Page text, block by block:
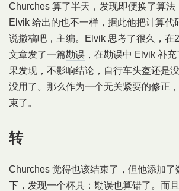
Churches 算了半天，发现即便换了算法
Elvik 给出的也不一样，据此他把计算代
说撤稿吧，主编。Elvik 思考了很久，在
文章发了一篇勘误 ，在勘误中 Elvik 补
果发现，不影响结论，自行车头盔还是
没用了。那么作为一个无关紧要的修正
束了。
转
Churches 觉得也该结束了，但他添加了
下，发现一个杯具：勘误也算错了。而